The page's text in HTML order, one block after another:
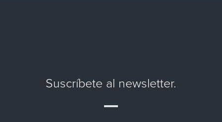
Suscríbete al newsletter.